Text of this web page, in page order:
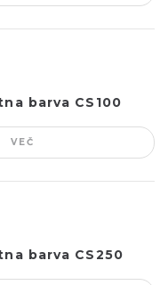
barva CS100
VEČ
barva CS250